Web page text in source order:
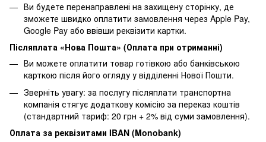
Ви будете перенаправлені на захищену сторінку, де
зможете швидко оплатити замовлення через Apple Pay,
Google Pay або ввівши реквізити картки.
Післяплата «Нова Пошта» (Оплата при отриманні)
Ви можете оплатити товар готівкою або банківською
карткою після його огляду у відділенні Нової Пошти.
Зверніть увагу: за послугу післяплати транспортна
компанія стягує додаткову комісію за переказ коштів
(стандартний тариф: 20 грн + 2% від суми замовлення).
Оплата за реквізитами IBAN (Monobank)